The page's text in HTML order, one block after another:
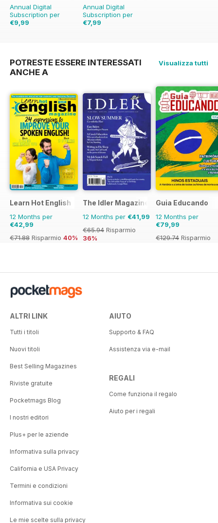
Annual Digital
Subscription per
€9,99
Annual Digital
Subscription per
€7,99
POTRESTE ESSERE INTERESSATI
ANCHE A
Visualizza tutti
Learn Hot English
12 Months per
€42,99
€71.88 Risparmio 40%
The Idler Magazine
12 Months per €41,99
€65.94 Risparmio
36%
Guia Educando
12 Months per
€79,99
€129.74 Risparmio
ALTRI LINK
Tutti i titoli
Nuovi titoli
Best Selling Magazines
Riviste gratuite
Pocketmags Blog
I nostri editori
Plus+ per le aziende
Informativa sulla privacy
California e USA Privacy
Termini e condizioni
Informativa sui cookie
Le mie scelte sulla privacy
AIUTO
Supporto & FAQ
Assistenza via e-mail
REGALI
Come funziona il regalo
Aiuto per i regali